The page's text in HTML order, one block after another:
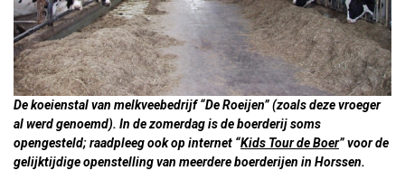
De koeienstal van melkveebedrijf “De Roeijen” (zoals deze vroeger
al werd genoemd). In de zomerdag is de boerderij soms
opengesteld; raadpleeg ook op internet “Kids Tour de Boer” voor de
gelijktijdige openstelling van meerdere boerderijen in Horssen.